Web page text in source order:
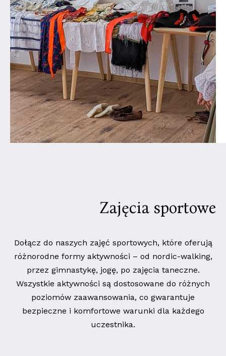
Zajęcia sportowe
Dołącz do naszych zajęć sportowych, które oferują
różnorodne formy aktywności – od nordic-walking,
przez gimnastykę, jogę, po zajęcia taneczne.
Wszystkie aktywności są dostosowane do różnych
poziomów zaawansowania, co gwarantuje
bezpieczne i komfortowe warunki dla każdego
uczestnika.